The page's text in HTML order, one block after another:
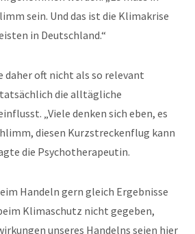
sein. Und das ist die Klimakrise
in Deutschland.“
daher oft nicht als so relevant
tatsächlich die alltägliche
„Viele denken sich eben, es
diesen Kurzstreckenflug kann
die Psychotherapeutin.
Handeln gern gleich Ergebnisse
Klimaschutz nicht gegeben,
unseres Handelns seien hier